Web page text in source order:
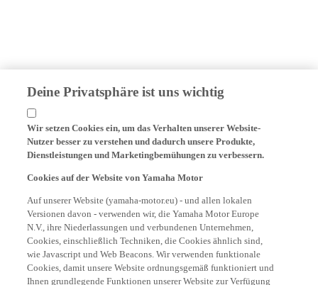
Deine Privatsphäre ist uns wichtig
Wir setzen Cookies ein, um das Verhalten unserer Website-
Nutzer besser zu verstehen und dadurch unsere Produkte,
Dienstleistungen und Marketingbemühungen zu verbessern.
Cookies auf der Website von Yamaha Motor
Auf unserer Website (yamaha-motor.eu) - und allen lokalen
Versionen davon - verwenden wir, die Yamaha Motor Europe
N.V., ihre Niederlassungen und verbundenen Unternehmen,
Cookies, einschließlich Techniken, die Cookies ähnlich sind,
wie Javascript und Web Beacons. Wir verwenden funktionale
Cookies, damit unsere Website ordnungsgemäß funktioniert und
Ihnen grundlegende Funktionen unserer Website zur Verfügung